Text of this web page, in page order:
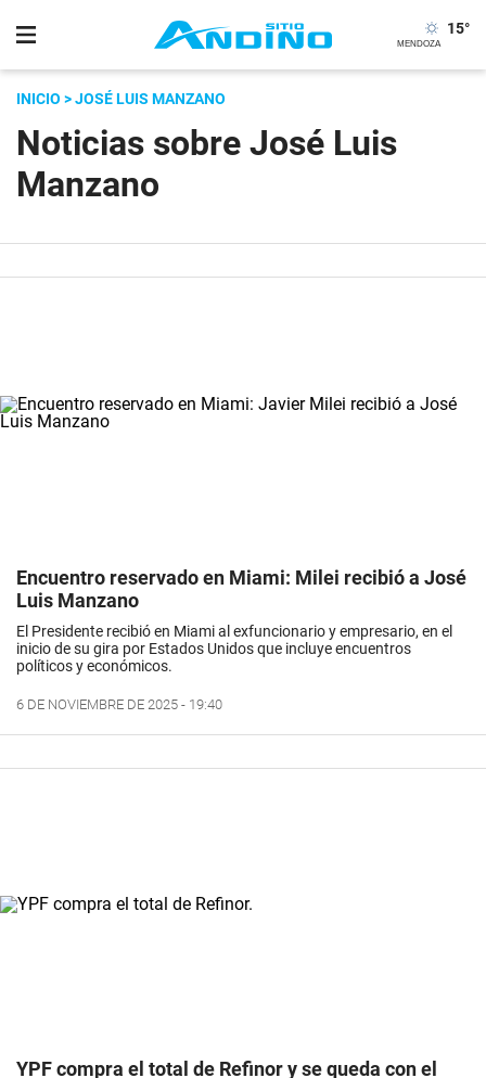
15°
INICIO > JOSÉ LUIS MANZANO
Noticias sobre José Luis
Manzano
Encuentro reservado en Miami: Milei recibió a José
Luis Manzano
El Presidente recibió en Miami al exfuncionario y empresario, en el
inicio de su gira por Estados Unidos que incluye encuentros
políticos y económicos.
6 DE NOVIEMBRE DE 2025 - 19:40
YPF compra el total de Refinor y se queda con el